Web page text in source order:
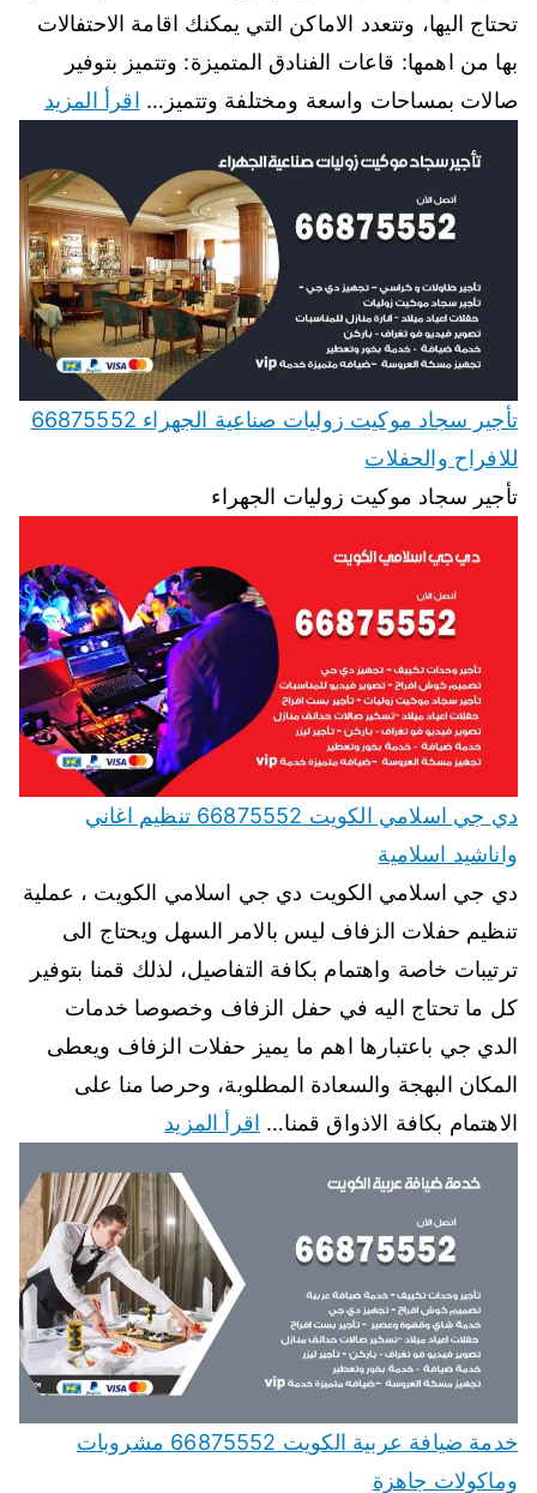
تحتاج اليها، وتتعدد الاماكن التي يمكنك اقامة الاحتفالات
بها من اهمها: قاعات الفنادق المتميزة: وتتميز بتوفير
صالات بمساحات واسعة ومختلفة وتتميز… اقرأ المزيد
تأجير سجاد موكيت زوليات صناعية الجهراء 66875552
للافراح والحفلات
تأجير سجاد موكيت زوليات الجهراء
دي جي اسلامي الكويت 66875552 تنظيم اغاني
واناشيد اسلامية
دي جي اسلامي الكويت دي جي اسلامي الكويت ، عملية
تنظيم حفلات الزفاف ليس بالامر السهل ويحتاج الى
ترتيبات خاصة واهتمام بكافة التفاصيل، لذلك قمنا بتوفير
كل ما تحتاج اليه في حفل الزفاف وخصوصا خدمات
الدي جي باعتبارها اهم ما يميز حفلات الزفاف ويعطى
المكان البهجة والسعادة المطلوبة، وحرصا منا على
الاهتمام بكافة الاذواق قمنا… اقرأ المزيد
خدمة ضيافة عربية الكويت 66875552 مشروبات
وماكولات جاهزة